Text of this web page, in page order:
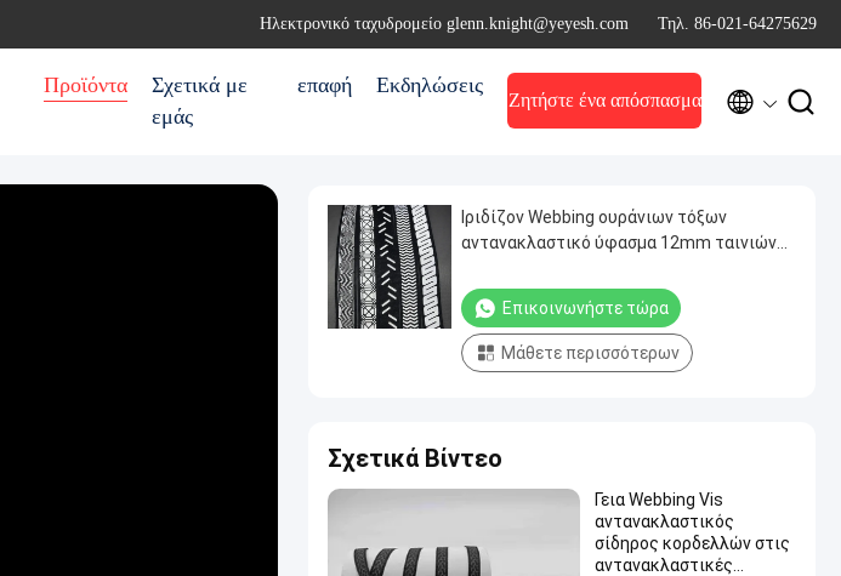
Ηλεκτρονικό ταχυδρομείο glenn.knight@yeyesh.com Τηλ. 86-021-64275629
Προϊόντα
Σχετικά με
εμάς
επαφή Εκδηλώσεις
Ζητήστε ένα απόσπασμα  
Ιριδίζον Webbing ουράνιων τόξων
αντανακλαστικό ύφασμα 12mm ταινιών
λουριών σκυλιών της Pet
Επικοινωνήστε τώρα
Μάθετε περισσότερων
Σχετικά Βίντεο
Γεια Webbing Vis
αντανακλαστικός
σίδηρος κορδελλών στις
αντανακλαστικές